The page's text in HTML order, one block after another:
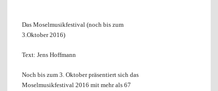
Das Moselmusikfestival (noch bis zum
3.Oktober 2016)
Text: Jens Hoffmann
Noch bis zum 3. Oktober präsentiert sich das
Moselmusikfestival 2016 mit mehr als 67